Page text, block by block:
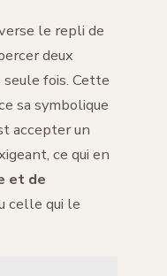
le repli de
deux
fois. Cette
sa symbolique
accepter un
ce qui en
et de
celle qui le